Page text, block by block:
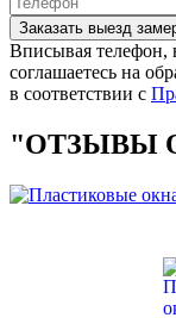
Заказать выезд
Вписывая телефон,
соглашаетесь на
в соответствии с
"ОТЗЫВЫ